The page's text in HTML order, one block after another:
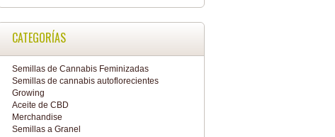
CATEGORÍAS
Semillas de Cannabis Feminizadas
Semillas de cannabis autoflorecientes
Growing
Aceite de CBD
Merchandise
Semillas a Granel